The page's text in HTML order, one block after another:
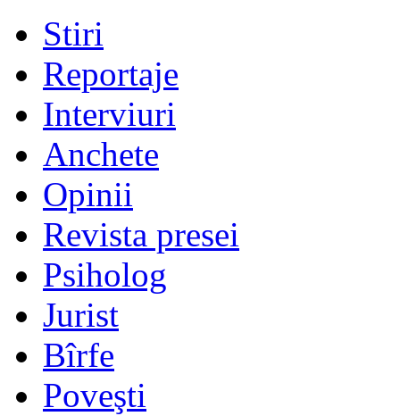
Stiri
Reportaje
Interviuri
Anchete
Opinii
Revista presei
Psiholog
Jurist
Bîrfe
Poveşti